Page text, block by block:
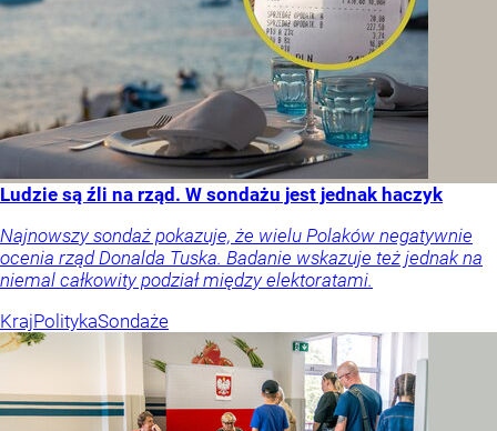
Ludzie są źli na rząd. W sondażu jest jednak haczyk
Najnowszy sondaż pokazuje, że wielu Polaków negatywnie
ocenia rząd Donalda Tuska. Badanie wskazuje też jednak na
niemal całkowity podział między elektoratami.
KrajPolitykaSondaże